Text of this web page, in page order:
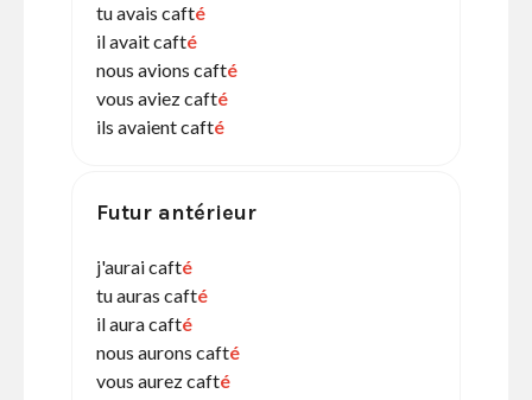
tu avais cafté
il avait cafté
nous avions cafté
vous aviez cafté
ils avaient cafté
Futur antérieur
j'aurai cafté
tu auras cafté
il aura cafté
nous aurons cafté
vous aurez cafté